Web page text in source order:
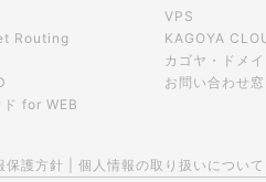
Routing
ド for WEB
VPS
KAGOYA
カゴヤ・ドメ
お問い合わせ窓
保護方針 個人情報の取り扱いについて